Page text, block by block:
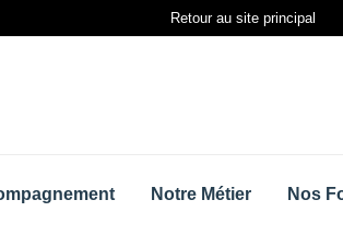
Retour au site principal
Notre Métier Nos